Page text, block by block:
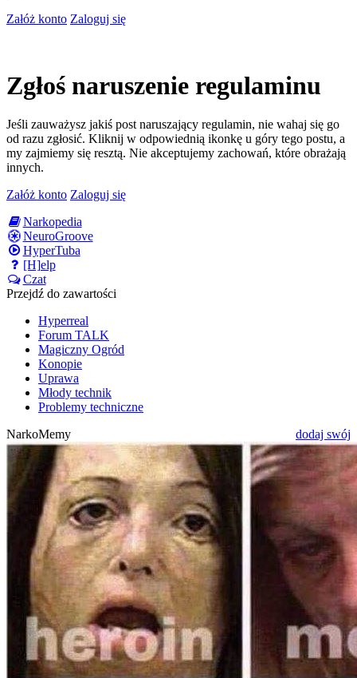
Załóż konto Zaloguj się
Zgłoś naruszenie regulaminu
Jeśli zauważysz jakiś post naruszający regulamin, nie wahaj się go
od razu zgłosić. Kliknij w odpowiednią ikonkę u góry tego postu, a
my zajmiemy się resztą. Nie akceptujemy zachowań, które obrażają
innych.
Załóż konto Zaloguj się
Narkopedia
NeuroGroove
HyperTuba
[H]elp
Czat
Przejdź do zawartości
Hyperreal
Forum TALK
Magiczny Ogród
Konopie
Uprawa
Młody technik
Problemy techniczne
NarkoMemy
dodaj swój